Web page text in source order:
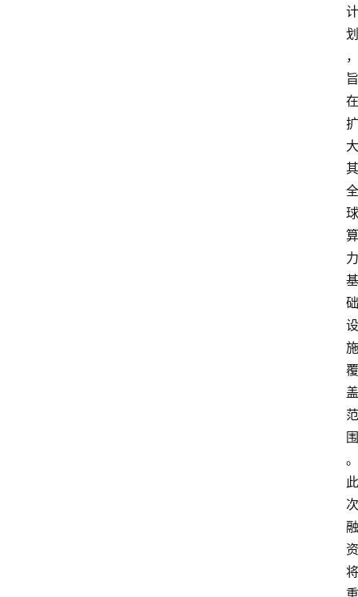
计
划
，
旨
在
扩
大
其
全
球
算
力
基
础
设
施
覆
盖
范
围
。
此
次
融
资
将
重